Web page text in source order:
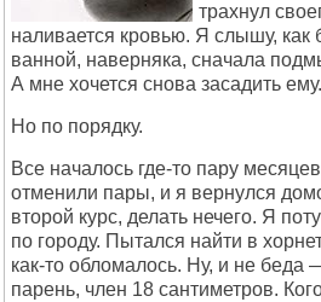
трахнул
наливается кровью. Я слышу, как
ванной, наверняка, сначала
А мне хочется снова засадить ему.
Но по порядку.
Все началось где-то пару
отменили пары, и я вернулся
второй курс, делать нечего. Я
по городу. Пытался найти в
как-то обломалось. Ну, и не
парень, член 18 сантиметров.